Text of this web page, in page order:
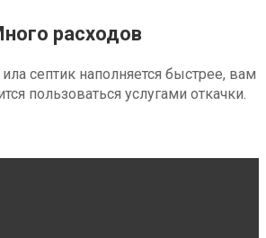
расходов
септик наполняется быстрее, вам
пользоваться услугами откачки.